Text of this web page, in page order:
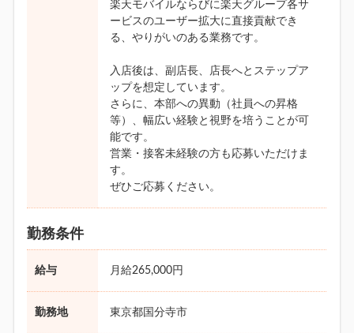
楽天モバイルならびに楽天グループ各サ
ービスのユーザー拡大に直接貢献でき
る、やりがいのある業務です。
入店後は、副店長、店長へとステップア
ップを想定しています。
さらに、本部への異動（社員への昇格
等）、幅広い経験と視野を培うことが可
能です。
営業・接客未経験の方も応募いただけま
す。
ぜひご応募ください。
勤務条件
給与 月給265,000円
勤務地 東京都国分寺市